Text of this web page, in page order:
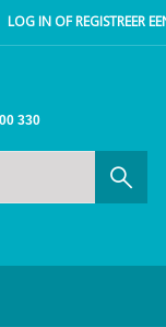
LOG IN OF REGISTREER
330